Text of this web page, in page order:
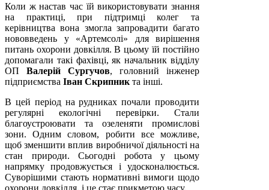
Коли ж настав час їй використовувати знання
на практиці, при підтримці колег та
керівництва вона змогла запровадити багато
нововведень у «Артемсолі» для вирішення
питань охорони довкілля. В цьому їй постійно
допомагали такі фахівці, як начальник відділу
ОП Валерій Сургучов, головний інженер
підприємства Іван Скрипник та інші.
В цей період на рудниках почали проводити
регулярні екологічні перевірки. Стали
благоустроювати та озеленяти промислові
зони. Одним словом, робити все можливе,
щоб зменшити вплив виробничої діяльності на
стан природи. Сьогодні робота у цьому
напрямку продовжується і удосконалюється.
Суворішими стають нормативні вимоги щодо
охорони довкілля, і це стає прикметою часу.